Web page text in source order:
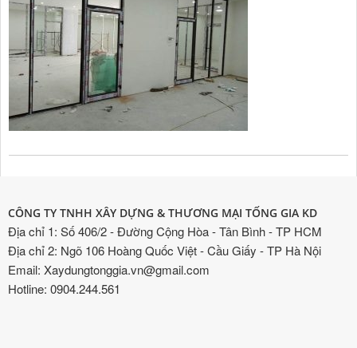
CÔNG TY TNHH XÂY DỰNG & THƯƠNG MẠI TỐNG GIA KD
Địa chỉ 1: Số 406/2 - Đường Cộng Hòa - Tân Bình - TP HCM
Địa chỉ 2: Ngõ 106 Hoàng Quốc Việt - Cầu Giấy - TP Hà Nội
Email: Xaydungtonggia.vn@gmail.com
Hotline: 0904.244.561